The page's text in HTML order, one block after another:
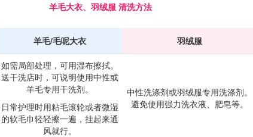
羊毛大衣、羽绒服 清洗方法
羊毛/毛呢大衣 羽绒服
如需局部处理，可用湿布擦拭。
送干洗店时，可说明使用中性或
羊毛专用干洗剂。
日常护理时用粘毛滚轮或者微湿
的软毛巾轻轻擦一遍，挂起来通
风就行。
中性洗涤剂或羽绒服专用洗涤剂。
避免使用强力洗衣液、肥皂等。